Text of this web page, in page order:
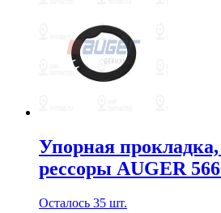
Упорная прокладка,
рессоры AUGER
Осталось 35 шт.